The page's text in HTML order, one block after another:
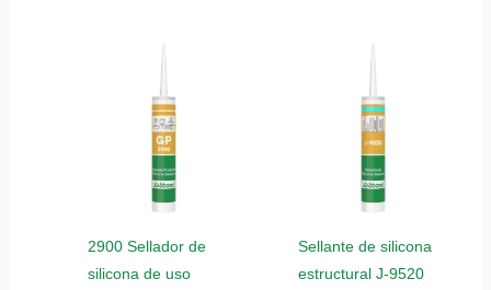
2900 Sellador de
silicona de uso
Sellante de silicona
estructural J-9520